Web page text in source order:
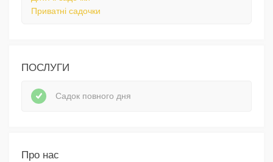
Приватні садочки
ПОСЛУГИ
Садок повного дня
Про нас